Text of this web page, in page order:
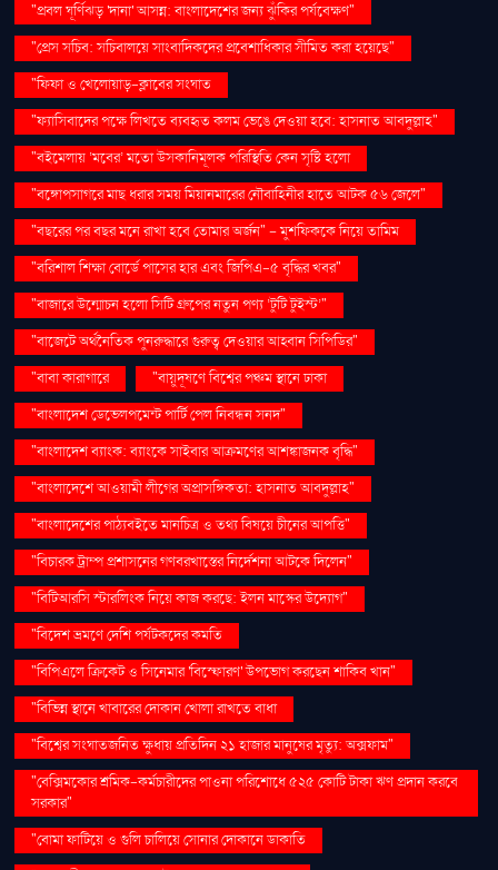
"প্রবল ঘূর্ণিঝড় 'দানা' আসন্ন: বাংলাদেশের জন্য ঝুঁকির পর্যবেক্ষণ"
"প্রেস সচিব: সচিবালয়ে সাংবাদিকদের প্রবেশাধিকার সীমিত করা হয়েছে"
"ফিফা ও খেলোয়াড়-ক্লাবের সংঘাত
"ফ্যাসিবাদের পক্ষে লিখতে ব্যবহৃত কলম ভেঙে দেওয়া হবে: হাসনাত আবদুল্লাহ"
"বইমেলায় ‘মবের’ মতো উসকানিমূলক পরিস্থিতি কেন সৃষ্টি হলো
"বঙ্গোপসাগরে মাছ ধরার সময় মিয়ানমারের নৌবাহিনীর হাতে আটক ৫৬ জেলে"
"বছরের পর বছর মনে রাখা হবে তোমার অর্জন" – মুশফিককে নিয়ে তামিম
"বরিশাল শিক্ষা বোর্ডে পাসের হার এবং জিপিএ-৫ বৃদ্ধির খবর"
"বাজারে উন্মোচন হলো সিটি গ্রুপের নতুন পণ্য ‘টুটি টুইস্ট’"
"বাজেটে অর্থনৈতিক পুনরুদ্ধারে গুরুত্ব দেওয়ার আহ্বান সিপিডির"
"বাবা কারাগারে
"বায়ুদূষণে বিশ্বের পঞ্চম স্থানে ঢাকা
"বাংলাদেশ ডেভেলপমেন্ট পার্টি পেল নিবন্ধন সনদ"
"বাংলাদেশ ব্যাংক: ব্যাংকে সাইবার আক্রমণের আশঙ্কাজনক বৃদ্ধি"
"বাংলাদেশে আওয়ামী লীগের অপ্রাসঙ্গিকতা: হাসনাত আবদুল্লাহ"
"বাংলাদেশের পাঠ্যবইতে মানচিত্র ও তথ্য বিষয়ে চীনের আপত্তি"
"বিচারক ট্রাম্প প্রশাসনের গণবরখাস্তের নির্দেশনা আটকে দিলেন"
"বিটিআরসি স্টারলিংক নিয়ে কাজ করছে: ইলন মাস্কের উদ্যোগ"
"বিদেশ ভ্রমণে দেশি পর্যটকদের কমতি
"বিপিএলে ক্রিকেট ও সিনেমার 'বিস্ফোরণ' উপভোগ করছেন শাকিব খান"
"বিভিন্ন স্থানে খাবারের দোকান খোলা রাখতে বাধা
"বিশ্বের সংঘাতজনিত ক্ষুধায় প্রতিদিন ২১ হাজার মানুষের মৃত্যু: অক্সফাম"
"বেক্সিমকোর শ্রমিক-কর্মচারীদের পাওনা পরিশোধে ৫২৫ কোটি টাকা ঋণ প্রদান করবে
সরকার"
"বোমা ফাটিয়ে ও গুলি চালিয়ে সোনার দোকানে ডাকাতি